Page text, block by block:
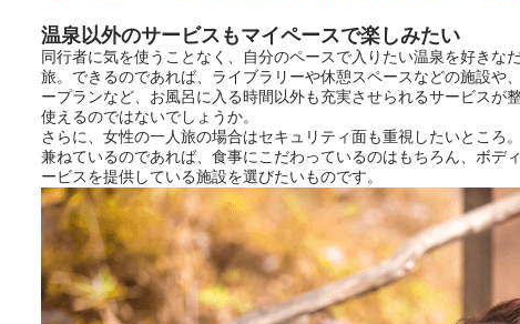
温泉以外のサービスもマイペースで楽しみたい
同行者に気を使うことなく、自分のペースで入りたい温泉を好きな
旅。できるのであれば、ライブラリーや休憩スペースなどの施設や
ープランなど、お風呂に入る時間以外も充実させられるサービスが
使えるのではないでしょうか。
さらに、女性の一人旅の場合はセキュリティ面も重視したいところ
兼ねているのであれば、食事にこだわっているのはもちろん、ボデ
ービスを提供している施設を選びたいものです。